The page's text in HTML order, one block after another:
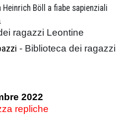
Böll a fiabe sapienziali
ragazzi Leontine
- Biblioteca dei ragazzi
2022
repliche